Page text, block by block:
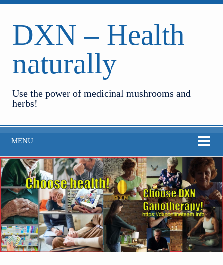
DXN – Health
naturally
Use the power of medicinal mushrooms and
herbs!
MENU